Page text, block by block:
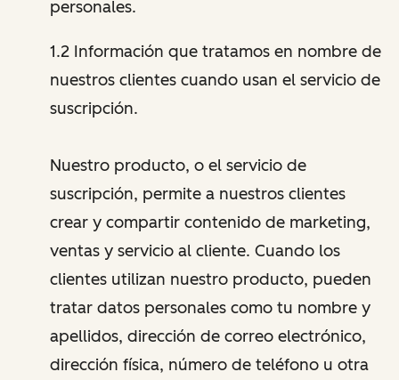
personales.
1.2 Información que tratamos en nombre de
nuestros clientes cuando usan el servicio de
suscripción.
Nuestro producto, o el servicio de
suscripción, permite a nuestros clientes
crear y compartir contenido de marketing,
ventas y servicio al cliente. Cuando los
clientes utilizan nuestro producto, pueden
tratar datos personales como tu nombre y
apellidos, dirección de correo electrónico,
dirección física, número de teléfono u otra